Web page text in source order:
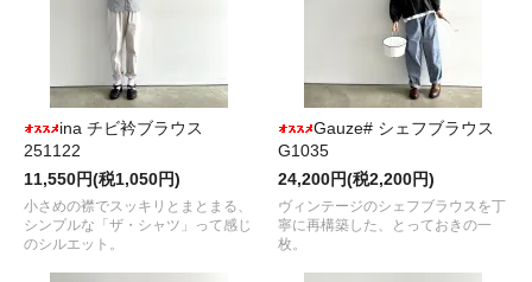
ina チビ衿ブラウス
251122
11,550円(税1,050円)
小さめの襟でスッキリとまとまる、
シンプルな「ザ・シャツ」って感じ
のシルエット。
Gauze# シェフブラウス
G1035
24,200円(税2,200円)
ヴィンテージのシェフブラウスを丁
寧に再構築した、とっておきの一
枚。